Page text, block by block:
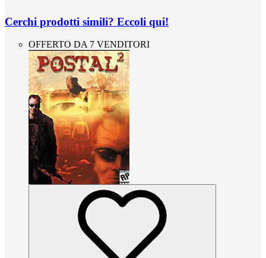
Cerchi prodotti simili? Eccoli qui!
OFFERTO DA 7 VENDITORI